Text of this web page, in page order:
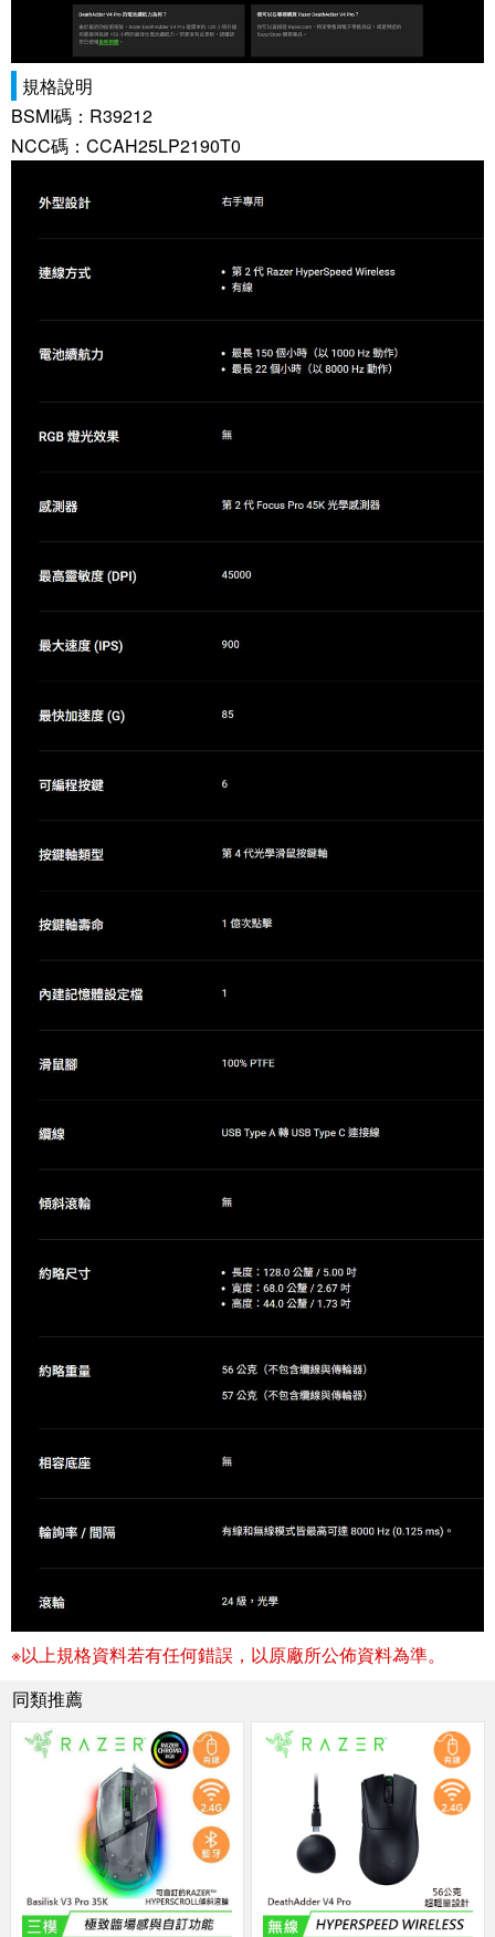
規格說明
BSMI碼：R39212
NCC碼：CCAH25LP2190T0
※以上規格資料若有任何錯誤，以原廠所公佈資料為準。
同類推薦